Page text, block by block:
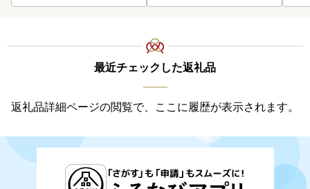
最近チェックした返礼品
返礼品詳細ページの閲覧で、ここに履歴が表示されます。